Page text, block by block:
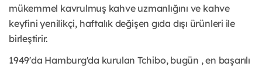
mükemmel kavrulmuş kahve uzmanlığını ve kahve
keyfini yenilikçi, haftalık değişen gıda dışı ürünleri ile
birleştirir.
1949'da Hamburg'da kurulan Tchibo, bugün , en başarılı